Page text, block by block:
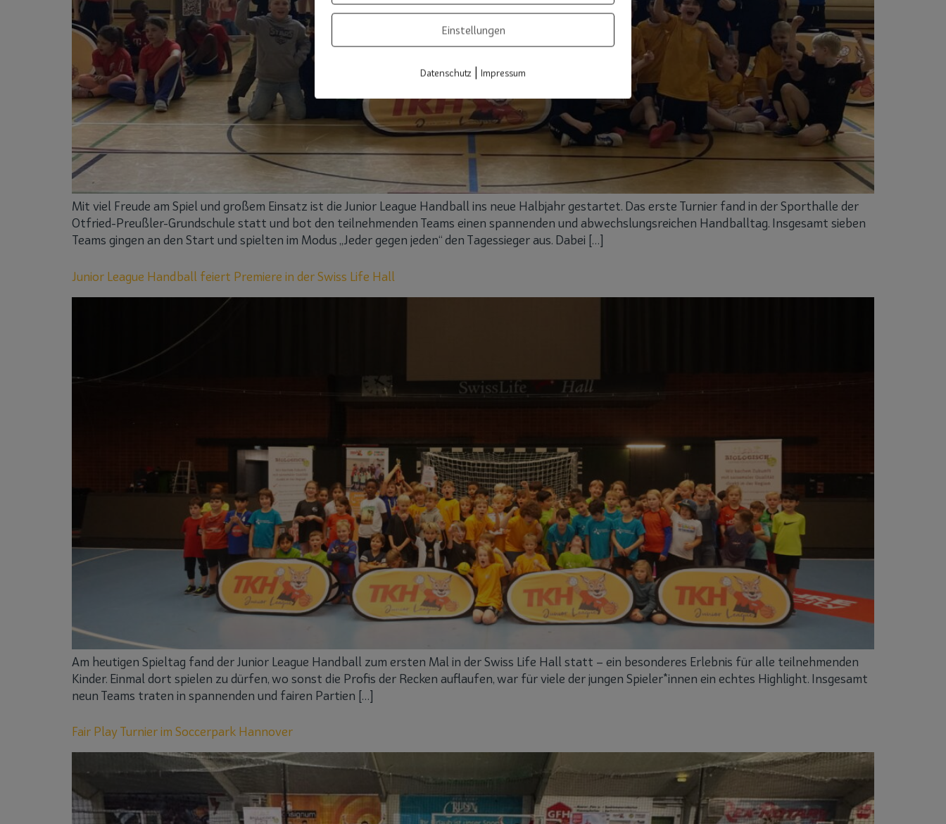
Mit viel Freude am Spiel und großem Einsatz ist die Junior League Handball ins neue Halbjahr gestartet. Das erste Turnier fand in der Sporthalle der
Otfried-Preußler-Grundschule statt und bot den teilnehmenden Teams einen spannenden und abwechslungsreichen Handballtag. Insgesamt sieben
Teams gingen an den Start und spielten im Modus „Jeder gegen jeden“ den Tagessieger aus. Dabei […]
Junior League Handball feiert Premiere in der Swiss Life Hall
Am heutigen Spieltag fand der Junior League Handball zum ersten Mal in der Swiss Life Hall statt – ein besonderes Erlebnis für alle teilnehmenden
Kinder. Einmal dort spielen zu dürfen, wo sonst die Profis der Recken auflaufen, war für viele der jungen Spieler*innen ein echtes Highlight. Insgesamt
neun Teams traten in spannenden und fairen Partien […]
Fair Play Turnier im Soccerpark Hannover
Einstellungen
Datenschutz Impressum